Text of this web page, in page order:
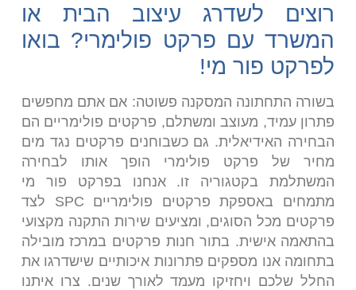
רוצים לשדרג עיצוב הבית או
המשרד עם פרקט פולימרי? בואו
לפרקט פור מי!
בשורה התחתונה המסקנה פשוטה: אם אתם מחפשים
פתרון עמיד, מעוצב ומשתלם, פרקטים פולימריים הם
הבחירה האידיאלית. גם כשבוחנים פרקטים נגד מים
מחיר של פרקט פולימרי הופך אותו לבחירה
המשתלמת בקטגוריה זו. אנחנו בפרקט פור מי
מתמחים באספקת פרקטים פולימריים SPC לצד
פרקטים מכל הסוגים, ומציעים שירות התקנה מקצועי
בהתאמה אישית. בתור חנות פרקטים במרכז מובילה
בתחומה אנו מספקים פתרונות איכותיים שישדרגו את
החלל שלכם ויחזיקו מעמד לאורך שנים. צרו איתנו